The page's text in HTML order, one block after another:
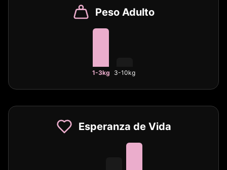
Peso Adulto
1-3kg 3-10kg
Esperanza de Vida